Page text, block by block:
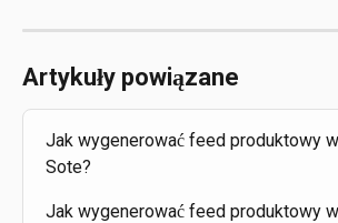
Artykuły powiązane
Jak wygenerować feed produktowy
Sote?
Jak wygenerować feed produktowy